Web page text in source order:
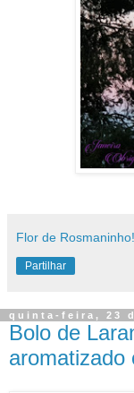
Flor de Rosmaninho!
Partilhar
quinta-feira, 23
Bolo de
aromatizado